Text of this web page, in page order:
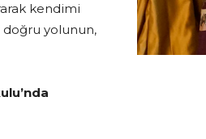
kendimi
doğru yolunun,